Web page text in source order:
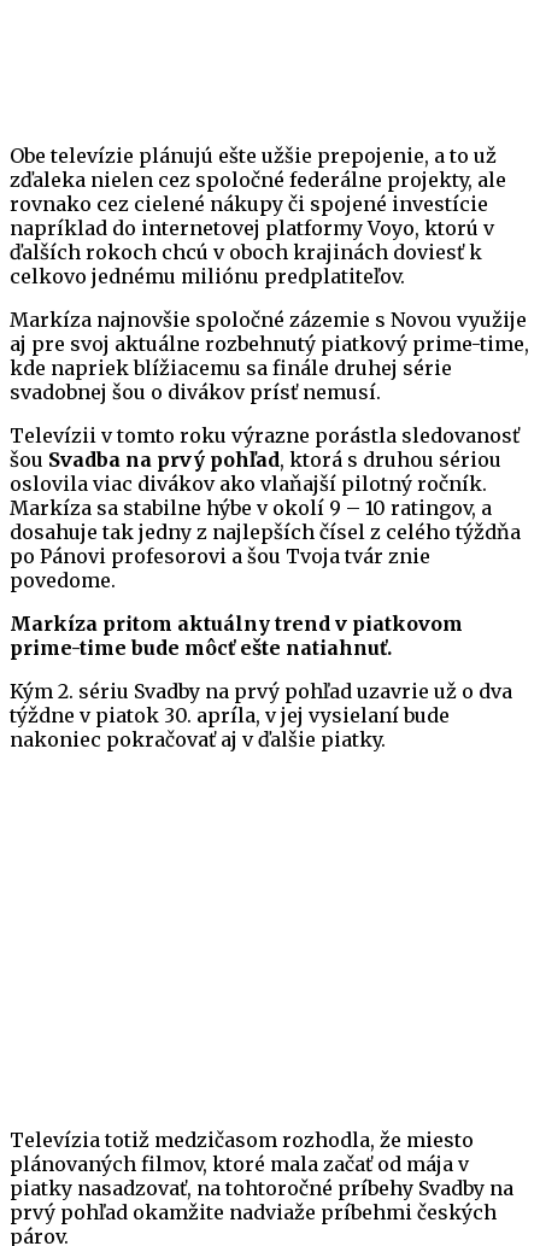
Obe televízie plánujú ešte užšie prepojenie, a to už
zďaleka nielen cez spoločné federálne projekty, ale
rovnako cez cielené nákupy či spojené investície
napríklad do internetovej platformy Voyo, ktorú v
ďalších rokoch chcú v oboch krajinách doviesť k
celkovo jednému miliónu predplatiteľov.
Markíza najnovšie spoločné zázemie s Novou využije
aj pre svoj aktuálne rozbehnutý piatkový prime-time,
kde napriek blížiacemu sa finále druhej série
svadobnej šou o divákov prísť nemusí.
Televízii v tomto roku výrazne porástla sledovanosť
šou Svadba na prvý pohľad, ktorá s druhou sériou
oslovila viac divákov ako vlaňajší pilotný ročník.
Markíza sa stabilne hýbe v okolí 9 – 10 ratingov, a
dosahuje tak jedny z najlepších čísel z celého týždňa
po Pánovi profesorovi a šou Tvoja tvár znie
povedome.
Markíza pritom aktuálny trend v piatkovom
prime-time bude môcť ešte natiahnuť.
Kým 2. sériu Svadby na prvý pohľad uzavrie už o dva
týždne v piatok 30. apríla, v jej vysielaní bude
nakoniec pokračovať aj v ďalšie piatky.
Televízia totiž medzičasom rozhodla, že miesto
plánovaných filmov, ktoré mala začať od mája v
piatky nasadzovať, na tohtoročné príbehy Svadby na
prvý pohľad okamžite nadviaže príbehmi českých
párov.